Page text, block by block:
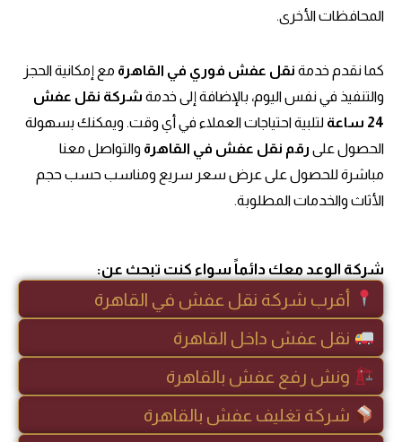
المحافظات الأخرى.
كما نقدم خدمة نقل عفش فوري في القاهرة مع إمكانية الحجز
والتنفيذ في نفس اليوم، بالإضافة إلى خدمة شركة نقل عفش
24 ساعة
لتلبية احتياجات العملاء في أي وقت. ويمكنك بسهولة
الحصول على رقم نقل عفش في القاهرة والتواصل معنا
مباشرة للحصول على عرض سعر سريع ومناسب حسب حجم
الأثاث والخدمات المطلوبة.
شركة الوعد معك دائماً سواء كنت تبحث عن:
أقرب شركة نقل عفش في القاهرة
نقل عفش داخل القاهرة
ونش رفع عفش بالقاهرة
شركة تغليف عفش بالقاهرة